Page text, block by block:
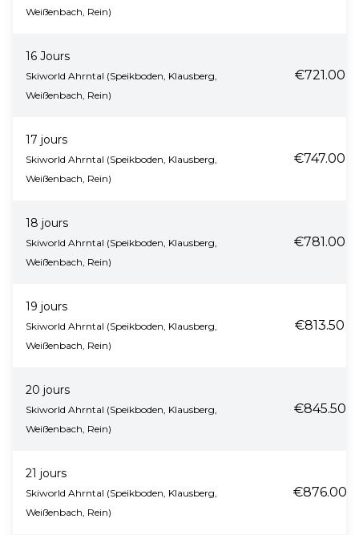
Weißenbach, Rein)
16 Jours
Skiworld Ahrntal (Speikboden, Klausberg,
Weißenbach, Rein)
€721.00
17 jours
Skiworld Ahrntal (Speikboden, Klausberg,
Weißenbach, Rein)
€747.00
18 jours
Skiworld Ahrntal (Speikboden, Klausberg,
Weißenbach, Rein)
€781.00
19 jours
Skiworld Ahrntal (Speikboden, Klausberg,
Weißenbach, Rein)
€813.50
20 jours
Skiworld Ahrntal (Speikboden, Klausberg,
Weißenbach, Rein)
€845.50
21 jours
Skiworld Ahrntal (Speikboden, Klausberg,
Weißenbach, Rein)
€876.00